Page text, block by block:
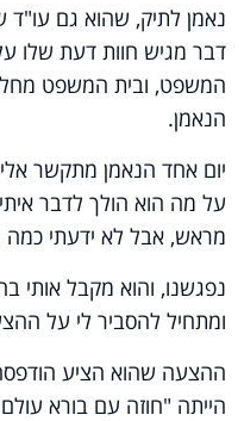
נאמן לתיק, שהוא גם
דבר מגיש חוות דעת שלו
המשפט, ובית המשפט
הנאמן.
יום אחד הנאמן מתקשר
על מה הוא הולך לדבר
מראש, אבל לא ידעתי כמה
נפגשנו, והוא מקבל אותי
ומתחיל להסביר לי על
ההצעה שהוא הציע
הייתה "חוזה עם בורא